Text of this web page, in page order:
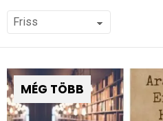
MÉG TÖBB